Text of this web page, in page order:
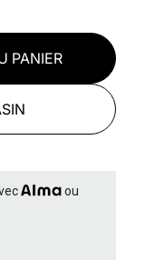
PANIER
ou